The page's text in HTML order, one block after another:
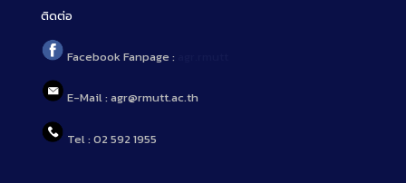
ติดต่อ
Facebook Fanpage :
E-Mail : agr@rmutt.ac.th
Tel : 02 592 1955